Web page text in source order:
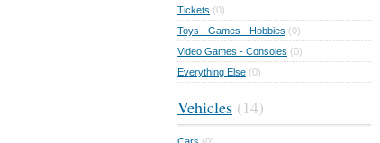
Tickets (0)
Toys - Games - Hobbies (0)
Video Games - Consoles (0)
Everything Else (0)
Vehicles (14)